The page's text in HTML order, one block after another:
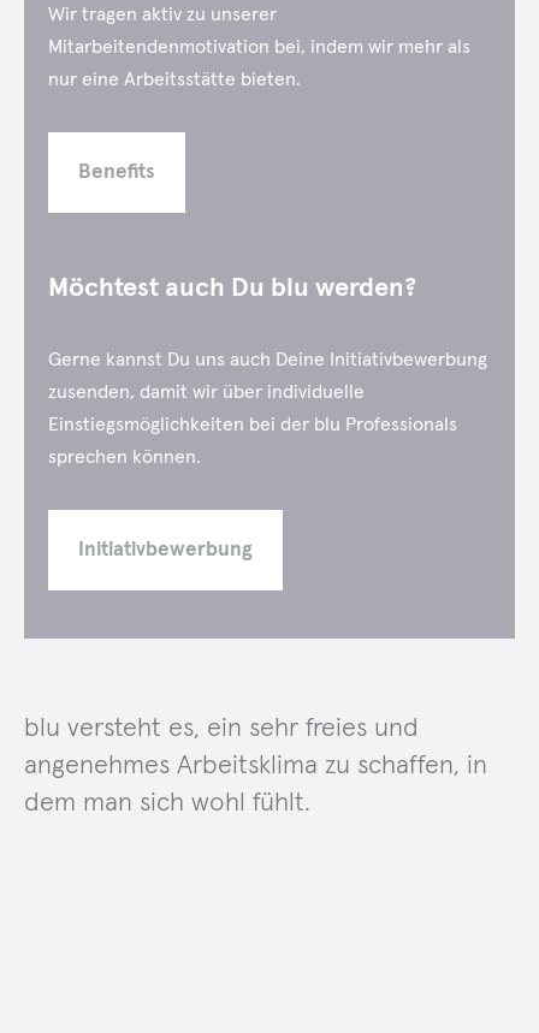
Wir tragen aktiv zu unserer
Mitarbeitendenmotivation bei, indem wir mehr als
nur eine Arbeitsstätte bieten.
Benefits
Möchtest auch Du blu werden?
Gerne kannst Du uns auch Deine Initiativbewerbung
zusenden, damit wir über individuelle
Einstiegsmöglichkeiten bei der blu Professionals
sprechen können.
Initiativbewerbung
blu versteht es, ein sehr freies und
angenehmes Arbeitsklima zu schaffen, in
dem man sich wohl fühlt.